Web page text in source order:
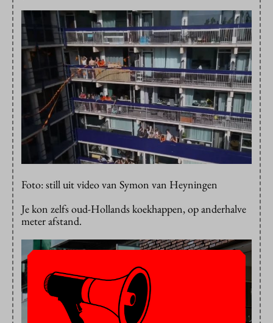
Foto: still uit video van Symon van Heyningen
Je kon zelfs oud-Hollands koekhappen, op anderhalve
meter afstand.